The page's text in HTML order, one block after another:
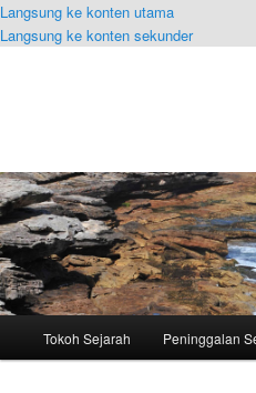
Langsung ke konten utama
Langsung ke konten sekunder
Tokoh Sejarah Peninggalan